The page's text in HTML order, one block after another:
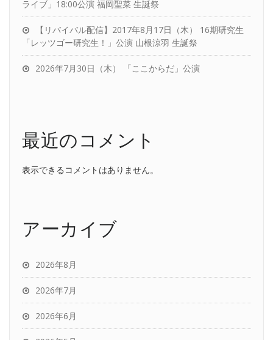
ライブ」18:00公演 福岡聖菜 生誕祭
【リバイバル配信】2017年8月17日（木） 16期研究生
「レッツゴー研究生！」公演 山根涼羽 生誕祭
2026年7月30日（木） 「ここからだ」公演
最近のコメント
表示できるコメントはありません。
アーカイブ
2026年8月
2026年7月
2026年6月